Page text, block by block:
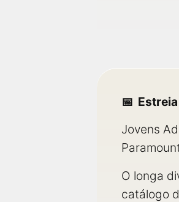
Jovens
O longa
catálogo